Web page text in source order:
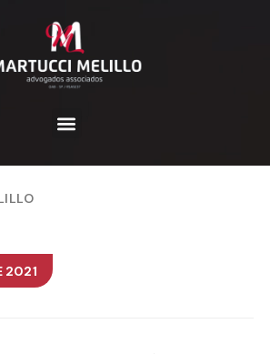
2021